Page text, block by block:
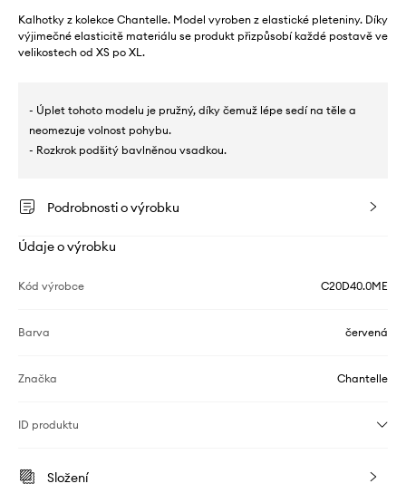
Kalhotky z kolekce Chantelle. Model vyroben z elastické pleteniny. Díky
výjimečné elasticitě materiálu se produkt přizpůsobí každé postavě ve
velikostech od XS po XL.
- Úplet tohoto modelu je pružný, díky čemuž lépe sedí na těle a
neomezuje volnost pohybu.
- Rozkrok podšitý bavlněnou vsadkou.
Podrobnosti o výrobku
Údaje o výrobku
Kód výrobce C20D40.0ME
Barva červená
Značka Chantelle
ID produktu
Složení